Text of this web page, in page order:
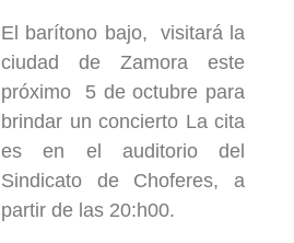
El barítono bajo, visitará la
ciudad de Zamora este
próximo 5 de octubre para
brindar un concierto La cita
es en el auditorio del
Sindicato de Choferes, a
partir de las 20:h00.